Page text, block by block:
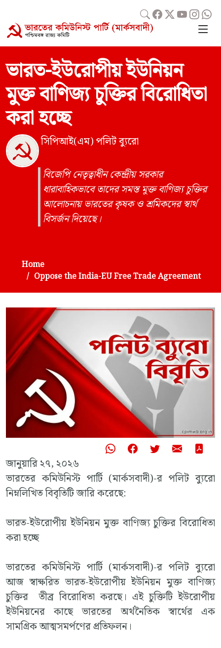
ভারত-ইউরোপীয় ইউনিয়ন
মুক্ত বাণিজ্য চুক্তির বিরোধিতা
করা হচ্ছে
সিপিআই(এম) পলিট ব্যুরো
বিজেপি নেতৃত্বাধীন কেন্দ্রীয় সরকার
ধারাবাহিকভাবে তাদের সমস্ত মুক্ত বাণিজ্য চুক্তির
আলোচনায় ভারতের কৃষক ও শ্রমিকদের স্বার্থ
বিসর্জন দিয়েছে।
Home
Oppose the India-EU Free Trade Agreement
জানুয়ারি ২৭, ২০২৬
ভারতের কমিউনিস্ট পার্টি (মার্কসবাদী)-র পলিট ব্যুরো
নিম্নলিখিত বিবৃতিটি জারি করেছে:
ভারত-ইউরোপীয় ইউনিয়ন মুক্ত বাণিজ্য চুক্তির বিরোধিতা
করা হচ্ছে
ভারতের কমিউনিস্ট পার্টি (মার্কসবাদী)-র পলিট ব্যুরো
আজ স্বাক্ষরিত ভারত-ইউরোপীয় ইউনিয়ন মুক্ত বাণিজ্য
চুক্তির তীব্র বিরোধিতা করছে। এই চুক্তিটি ইউরোপীয়
ইউনিয়নের কাছে ভারতের অর্থনৈতিক স্বার্থের এক
সামগ্রিক আত্মসমর্পণের প্রতিফলন।